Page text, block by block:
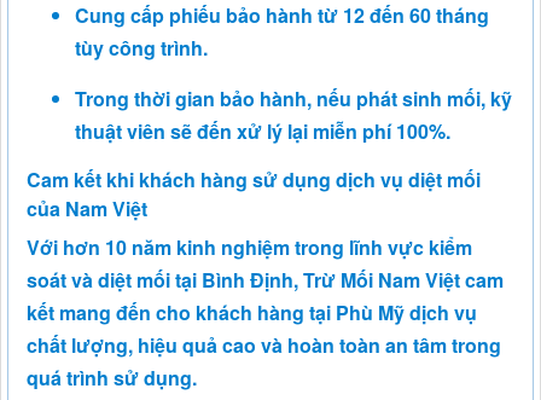
Cung cấp phiếu bảo hành từ 12 đến 60 tháng
tùy công trình.
Trong thời gian bảo hành, nếu phát sinh mối, kỹ
thuật viên sẽ đến xử lý lại miễn phí 100%.
Cam kết khi khách hàng sử dụng dịch vụ diệt mối
của Nam Việt
Với hơn 10 năm kinh nghiệm trong lĩnh vực kiểm
soát và diệt mối tại Bình Định, Trừ Mối Nam Việt cam
kết mang đến cho khách hàng tại Phù Mỹ dịch vụ
chất lượng, hiệu quả cao và hoàn toàn an tâm trong
quá trình sử dụng.